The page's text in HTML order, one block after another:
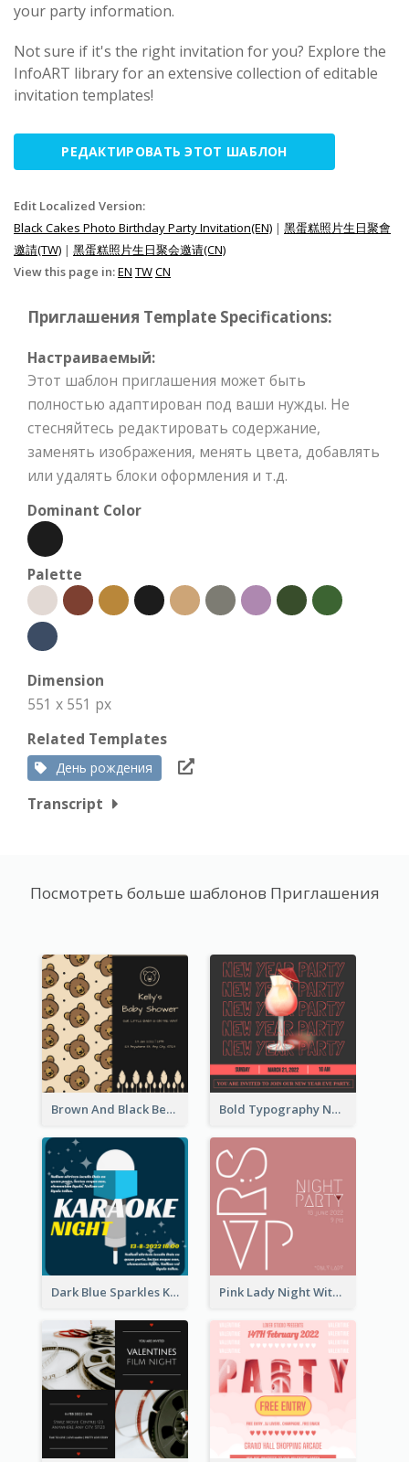
your party information.
Not sure if it's the right invitation for you? Explore the
InfoART library for an extensive collection of editable
invitation templates!
РЕДАКТИРОВАТЬ ЭТОТ ШАБЛОН
Edit Localized Version:
Black Cakes Photo Birthday Party Invitation(EN) | 黑蛋糕照片生日聚會
邀請(TW) | 黑蛋糕照片生日聚会邀请(CN)
View this page in:EN TWCN
Приглашения Template Specifications:
Настраиваемый:
Этот шаблон приглашения может быть
полностью адаптирован под ваши нужды. Не
стесняйтесь редактировать содержание,
заменять изображения, менять цвета, добавлять
или удалять блоки оформления и т.д.
Dominant Color
Palette
Dimension
551 x 551 px
Related Templates
День рождения
Transcript
Посмотреть больше шаблонов Приглашения
Brown And Black Bear Cartoon Baby Shower Invitation Bold Typography New Year Party Invitation Design
Dark Blue Sparkles Karaoke Night Invitation Pink Lady Night With Drinks Invitation